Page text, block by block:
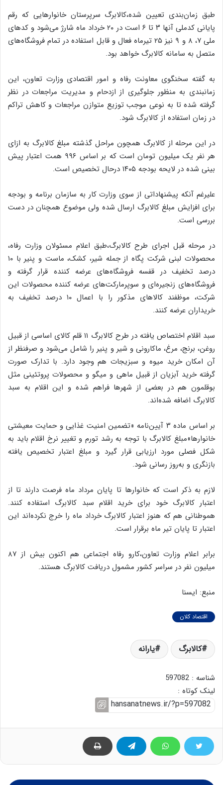
طبق زمان‌بندی تعیین شده،کالابرگ سرپرستان خانوارهایی که رقم
پایانی کدملی آنها ۳ تا ۶ است در ۲۰ خرداد ماه شارژ می‌شود و کدهای
ملی ۷، ۸ و ۹ نیز ۲۵ تیرماه فعال و قابل استفاده در تمام فروشگاه‌های
متصل به سامانه کالابرگ خواهد بود.
به گفته سخنگوی معاونت رفاه و امور اقتصادی وزارت تعاون، این
زمانبندی به منظور جلوگیری از ازدحام و مدیریت مراجعات در نظر
گرفته شده تا به نوعی موجب توزیع متوازن مراجعات و کاهش تراکم
در زمان استفاده از کالابرگ شود.
در این مرحله از کالابرگ همچون مراحل گذشته مبلغ کالابرگ به ازای
هر نفر یک میلیون تومان است که بر اساس ۹۹۶ همت اعتبار پیش
بینی شده در لایحه بودجه ۱۴۰۵ درحال تخصیص است.
علیرغم آنکه پیشنهاداتی از سوی وزارت کار به سازمان برنامه و بودجه
برای افزایش مبلغ کالابرگ ارسال شده ولی موضوع همچنان در دست
بررسی است.
در مرحله قبل اجرای طرح کالابرگ،طبق اعلام مسئولان وزارت رفاه،
محصولات لبنی شرکت پگاه از جمله شیر، کشک، ماست و پنیر با ۱۰
درصد تخفیف در قفسه فروشگاه‌های عرضه کننده قرار گرفته و
فروشگاه‌های زنجیره‌ای و سوپرمارکت‌های عرضه کننده محصولات این
شرکت، موظفند کالاهای مذکور را با اعمال ۱۰ درصد تخفیف به
خریداران عرضه کنند.
سبد اقلام اختصاص یافته در طرح کالابرگ ۱۱ قلم کالای اساسی از قبیل
روغن، برنج، مرغ، ماکارونی و شیر و پنیر را شامل می‌شود و صرفنظر از
آن امکان خرید میوه و سبزیجات هم وجود دارد. با تدارک صورت
گرفته خرید آبزیان از قبیل ماهی و میگو و محصولات پروتئینی مثل
بوقلمون هم در بعضی از شهرها فراهم شده و این اقلام به سبد
کالابرگ اضافه شده‌اند.
بر اساس ماده ۳ آیین‌نامه «تضمین امنیت غذایی و حمایت معیشتی
خانوارها»مبلغ کالابرگ با توجه به رشد تورم و تغییر نرخ اقلام باید به
شکل فصلی مورد ارزیابی قرار گیرد و مبلغ اعتبار تخصیص یافته
بازنگری و به‌روز رسانی شود.
لازم به ذکر است که خانوارها تا پایان مرداد ماه فرصت دارند تا از
اعتبار کالابرگ خود برای خرید اقلام سبد کالابرگ استفاده کنند.
هموطنانی هم که هنوز اعتبار کالابرگ خرداد ماه را خرج نکرده‌اند این
اعتبار تا پایان تیر ماه برقرار است.
برابر اعلام وزارت تعاون،کارو رفاه اجتماعی هم اکنون بیش از ۸۷
میلیون نفر در سراسر کشور مشمول دریافت کالابرگ هستند.
منبع: ایسنا
اقتصاد کلان
کالابرگ یارانه
شناسه : 597082
لینک کوتاه :